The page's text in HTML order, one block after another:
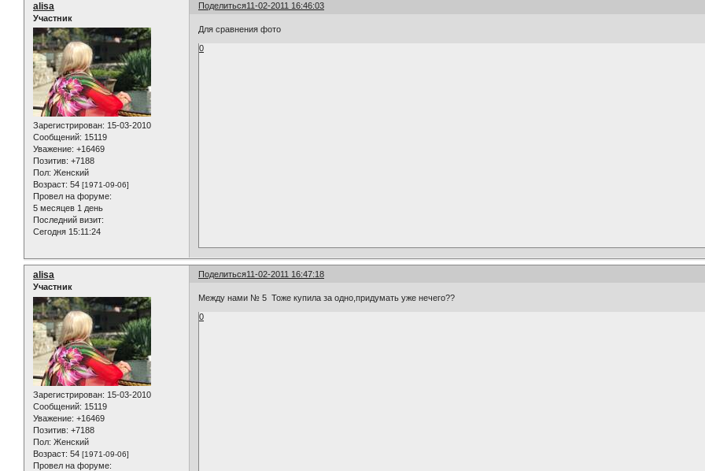
Поделиться11-02-2011 16:46:03
alisa
Участник
Зарегистрирован: 15-03-2010
Сообщений: 15119
Уважение: +16469
Позитив: +7188
Пол: Женский
Возраст: 54 [1971-09-06]
Провел на форуме:
5 месяцев 1 день
Последний визит:
Сегодня 15:11:24
Для сравнения фото
0
Поделиться11-02-2011 16:47:18
alisa
Участник
Зарегистрирован: 15-03-2010
Сообщений: 15119
Уважение: +16469
Позитив: +7188
Пол: Женский
Возраст: 54 [1971-09-06]
Провел на форуме:
Между нами № 5 Тоже купила за одно,придумать уже нечего??
0